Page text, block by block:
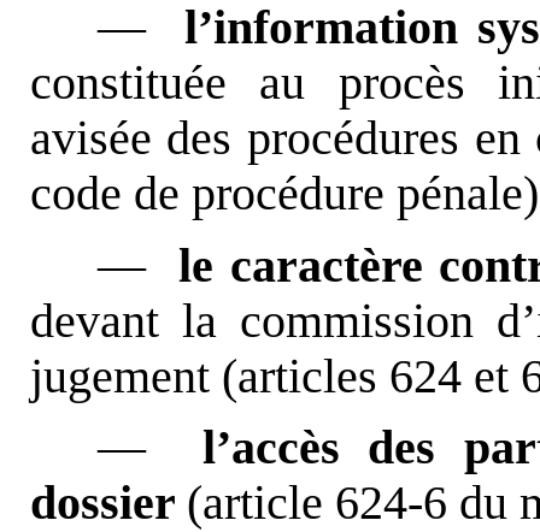
––l’information
constituée au procès
avisée des procédures
code de procédure
–– le caractère
devant la commission
jugement (articles 624 et
–– l’accès des
dossier (article 624-6 du